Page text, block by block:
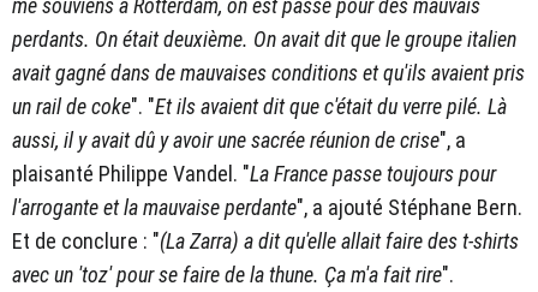
me souviens à Rotterdam, on est passé pour des mauvais
perdants. On était deuxième. On avait dit que le groupe italien
avait gagné dans de mauvaises conditions et qu'ils avaient pris
un rail de coke". "Et ils avaient dit que c'était du verre pilé. Là
aussi, il y avait dû y avoir une sacrée réunion de crise", a
plaisanté Philippe Vandel. "La France passe toujours pour
l'arrogante et la mauvaise perdante", a ajouté Stéphane Bern.
Et de conclure : "(La Zarra) a dit qu'elle allait faire des t-shirts
avec un 'toz' pour se faire de la thune. Ça m'a fait rire".